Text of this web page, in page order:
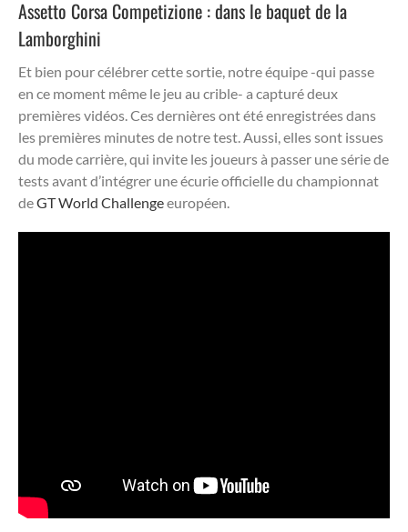
Assetto Corsa Competizione : dans le baquet de la
Lamborghini
Et bien pour célébrer cette sortie, notre équipe -qui passe
en ce moment même le jeu au crible- a capturé deux
premières vidéos. Ces dernières ont été enregistrées dans
les premières minutes de notre test. Aussi, elles sont issues
du mode carrière, qui invite les joueurs à passer une série de
tests avant d’intégrer une écurie officielle du championnat
deGT World Challengeeuropéen.